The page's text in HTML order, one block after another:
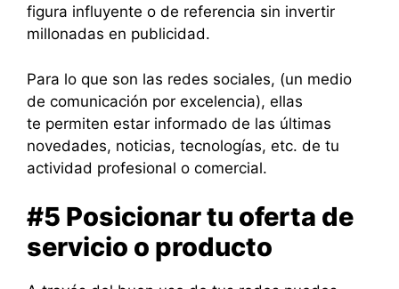
figura influyente o de referencia sin invertir
millonadas en publicidad.
Para lo que son las redes sociales, (un medio
de comunicación por excelencia), ellas
te permiten estar informado de las últimas
novedades, noticias, tecnologías, etc. de tu
actividad profesional o comercial.
#5 Posicionar tu oferta de
servicio o producto